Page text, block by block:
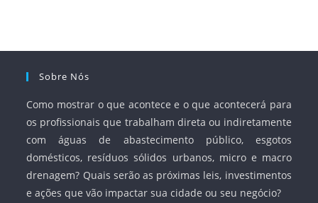
Sobre Nós
Como mostrar o que acontece e o que acontecerá para
os profissionais que trabalham direta ou indiretamente
com águas de abastecimento público, esgotos
domésticos, resíduos sólidos urbanos, micro e macro
drenagem? Quais serão as próximas leis, investimentos
e ações que vão impactar sua cidade ou seu negócio?